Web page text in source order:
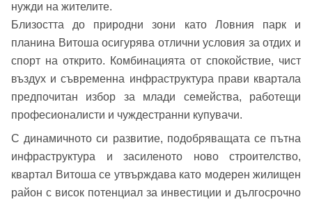
Вход като гост
или използвай профил
Вход с Google
Вход с Facebook
нужди на жителите.
Близостта до природни зони като Ловния парк и
планина Витоша осигурява отлични условия за отдих и
спорт на открито. Комбинацията от спокойствие, чист
въздух и съвременна инфраструктура прави квартала
предпочитан избор за млади семейства, работещи
професионалисти и чуждестранни купувачи.
С динамичното си развитие, подобряващата се пътна
инфраструктура и засиленото ново строителство,
квартал Витоша се утвърждава като модерен жилищен
район с висок потенциал за инвестиции и дългосрочно
Заяви оглед